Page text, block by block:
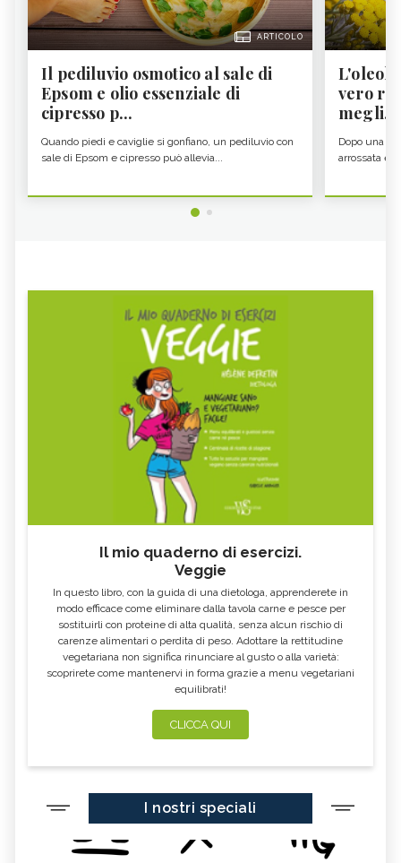
ARTICOLO
Il pediluvio osmotico al sale di
Epsom e olio essenziale di
cipresso p...
Quando piedi e caviglie si gonfiano, un pediluvio con
sale di Epsom e cipresso può allevia...
vero re
megli...
Dopo una
arrossata e
Il mio quaderno di esercizi.
Veggie
In questo libro, con la guida di una dietologa, apprenderete in
modo efficace come eliminare dalla tavola carne e pesce per
sostituirli con proteine di alta qualità, senza alcun rischio di
carenze alimentari o perdita di peso. Adottare la rettitudine
vegetariana non significa rinunciare al gusto o alla varietà:
scoprirete come mantenervi in forma grazie a menu vegetariani
equilibrati!
CLICCA QUI
I nostri speciali